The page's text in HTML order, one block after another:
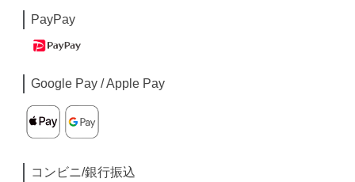
PayPay
Google Pay / Apple Pay
コンビニ/銀行振込